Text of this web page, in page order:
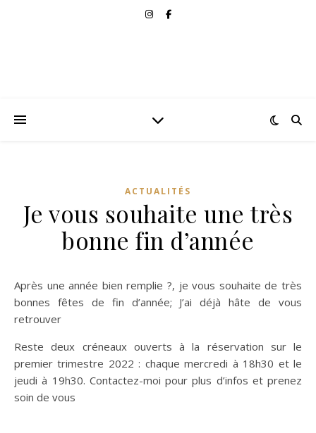
ACTUALITÉS
Je vous souhaite une très
bonne fin d’année
Après une année bien remplie ?, je vous souhaite de très
bonnes fêtes de fin d’année; J’ai déjà hâte de vous
retrouver
Reste deux créneaux ouverts à la réservation sur le
premier trimestre 2022 : chaque mercredi à 18h30 et le
jeudi à 19h30. Contactez-moi pour plus d’infos et prenez
soin de vous